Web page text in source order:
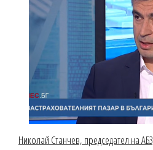
Николай Станчев, председател на